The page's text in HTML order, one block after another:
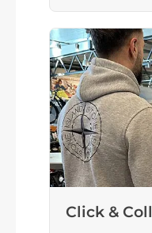
Size Split:
Shimano Deore
Click &